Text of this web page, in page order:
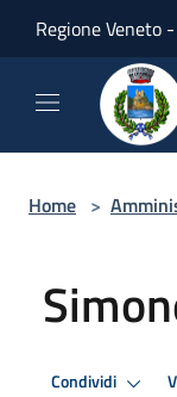
Regione Veneto
Home >
Condividi